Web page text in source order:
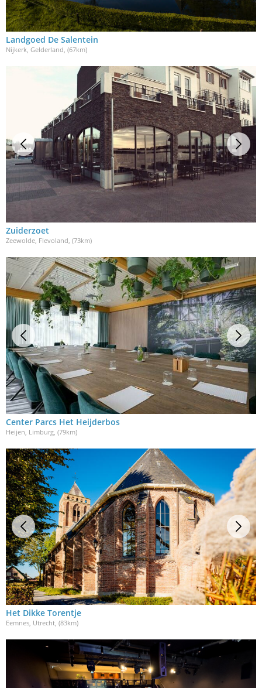
Landgoed De Salentein
Nijkerk, Gelderland , (67km)
Zuiderzoet
Zeewolde, Flevoland, (73km)
Center Parcs Het Heijderbos
Heijen, Limburg , (79km)
Het Dikke Torentje
Eemnes, Utrecht, (83km)